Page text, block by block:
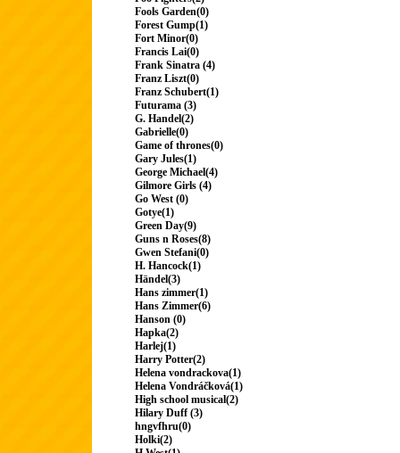
Fools Garden(0)
Forest Gump(1)
Fort Minor(0)
Francis Lai(0)
Frank Sinatra (4)
Franz Liszt(0)
Franz Schubert(1)
Futurama (3)
G. Handel(2)
Gabrielle(0)
Game of thrones(0)
Gary Jules(1)
George Michael(4)
Gilmore Girls (4)
Go West (0)
Gotye(1)
Green Day(9)
Guns n Roses(8)
Gwen Stefani(0)
H. Hancock(1)
Händel(3)
Hans zimmer(1)
Hans Zimmer(6)
Hanson (0)
Hapka(2)
Harlej(1)
Harry Potter(2)
Helena vondrackova(1)
Helena Vondráčková(1)
High school musical(2)
Hilary Duff (3)
hngvfhru(0)
Holki(2)